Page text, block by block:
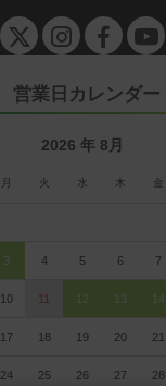
e
n
営業日カレンダー
2026 年 8月
月 火 水 木 金
3 4 5 6 7
10 11 12 13 14
17 18 19 20 21
24 25 26 27 28